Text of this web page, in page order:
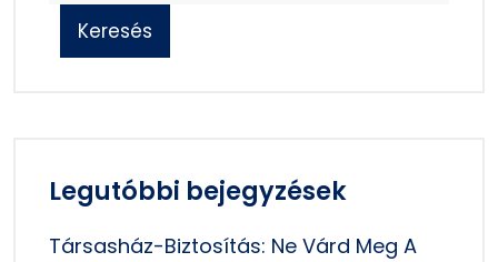
Keresés
Legutóbbi bejegyzések
Társasház-Biztosítás: Ne Várd Meg A